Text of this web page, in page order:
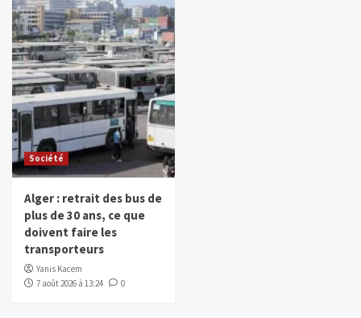
Société
Alger : retrait des bus de
plus de 30 ans, ce que
doivent faire les
transporteurs
Yanis Kacem
7 août 2026 à 13:24
0